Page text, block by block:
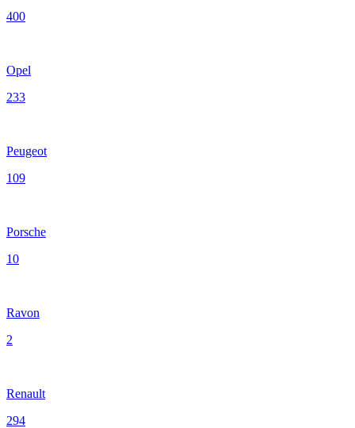
400
Opel
233
Peugeot
109
Porsche
10
Ravon
2
Renault
294